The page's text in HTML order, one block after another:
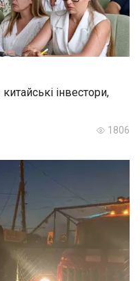
інвестори,
1806